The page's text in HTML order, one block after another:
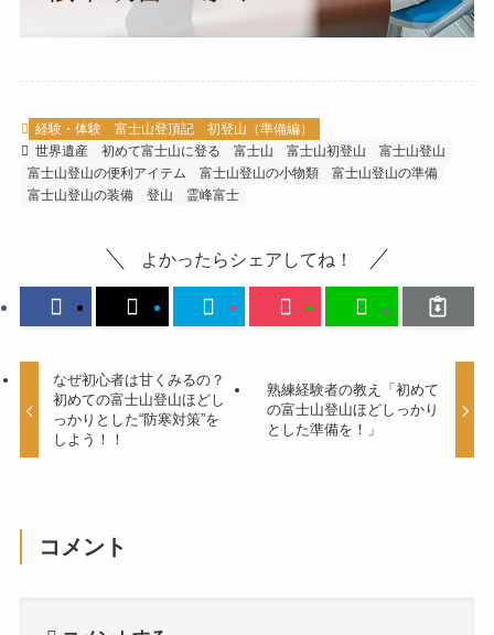
経験・体験 富士山登頂記
初登山（準備編）
世界遺産
初めて富士山に登る 富士山 富士山初登山
富士山登山
富士山登山の便利アイテム
富士山登山の小物類
富士山登山の準備
富士山登山の装備
登山 霊峰富士
よかったらシェアしてね！
なぜ初心者は甘くみるの？
初めての富士山登山ほどし
っかりとした“防寒対策”を
しよう！！
熟練経験者の教え「初めて
の富士山登山ほどしっかり
とした準備を！」
コメント